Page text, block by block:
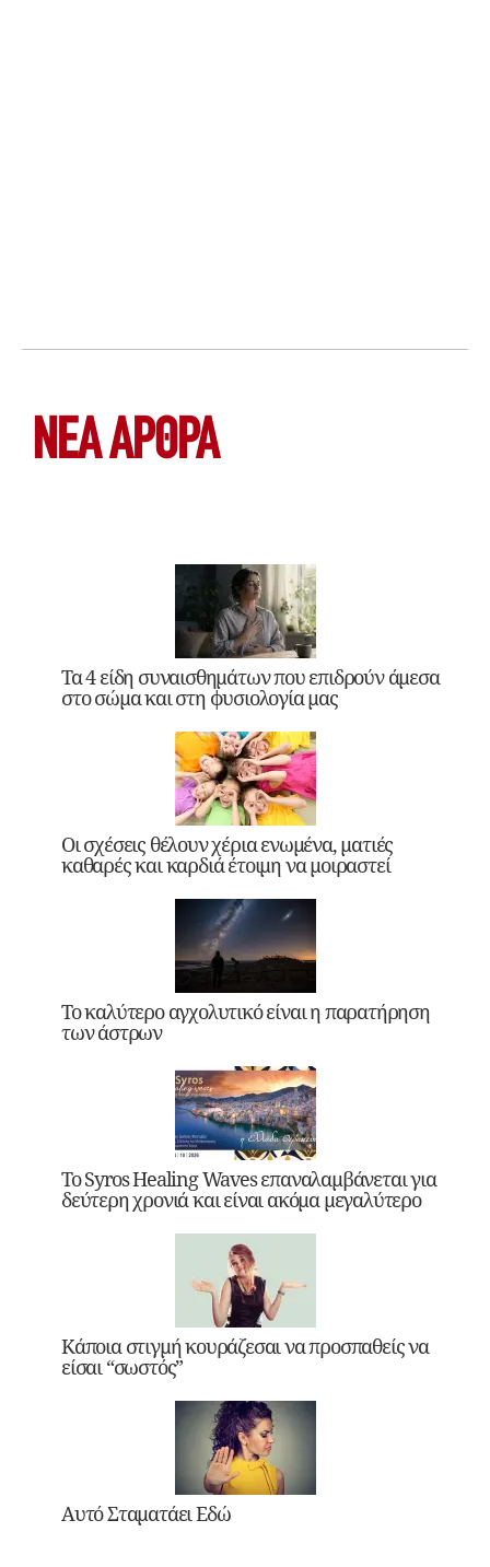
ΝΕΑ ΆΡΘΡΑ
Τα 4 είδη συναισθημάτων που επιδρούν άμεσα
στο σώμα και στη φυσιολογία μας
Οι σχέσεις θέλουν χέρια ενωμένα, ματιές
καθαρές και καρδιά έτοιμη να μοιραστεί
Το καλύτερο αγχολυτικό είναι η παρατήρηση
των άστρων
Το Syros Healing Waves επαναλαμβάνεται για
δεύτερη χρονιά και είναι ακόμα μεγαλύτερο
Κάποια στιγμή κουράζεσαι να προσπαθείς να
είσαι “σωστός”
Αυτό Σταματάει Εδώ